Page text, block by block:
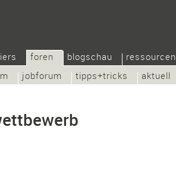
foren
jobforum tipps+tricks aktuell
blogschau ressourcen